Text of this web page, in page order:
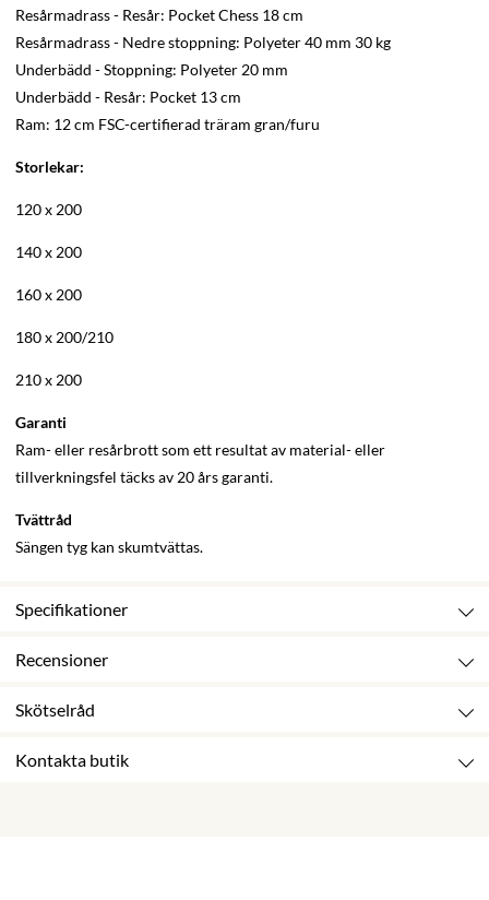
Resårmadrass - Resår: Pocket Chess 18 cm
Resårmadrass - Nedre stoppning: Polyeter 40 mm 30 kg
Underbädd - Stoppning: Polyeter 20 mm
Underbädd - Resår: Pocket 13 cm
Ram: 12 cm FSC-certifierad träram gran/furu
Storlekar:
120 x 200
140 x 200
160 x 200
180 x 200/210
210 x 200
Garanti
Ram- eller resårbrott som ett resultat av material- eller
tillverkningsfel täcks av 20 års garanti.
Tvättråd
Sängen tyg kan skumtvättas.
Specifikationer
Recensioner
Skötselråd
Kontakta butik